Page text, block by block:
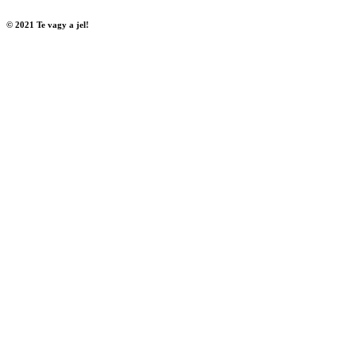
© 2021 Te vagy a jel!